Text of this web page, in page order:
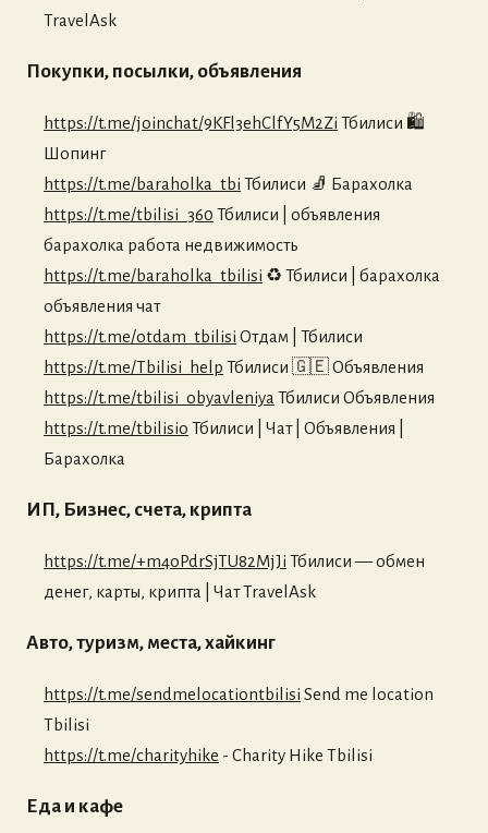
TravelAsk
Покупки, посылки, объявления
https://t.me/joinchat/9KFl3ehClfY5M2Zi Тбилиси 🛍
Шопинг
https://t.me/baraholka_tbi Тбилиси 🧦 Барахолка
https://t.me/tbilisi_360 Тбилиси | объявления
барахолка работа недвижимость
https://t.me/baraholka_tbilisi ♻️ Тбилиси | барахолка
объявления чат
https://t.me/otdam_tbilisi Отдам | Тбилиси
https://t.me/Tbilisi_help Тбилиси 🇬🇪 Объявления
https://t.me/tbilisi_obyavleniya Тбилиси Объявления
https://t.me/tbilisio Тбилиси | Чат | Объявления |
Барахолка
ИП, Бизнес, счета, крипта
https://t.me/+m4oPdrSjTU82MjJi Тбилиси — обмен
денег, карты, крипта | Чат TravelAsk
Авто, туризм, места, хайкинг
https://t.me/sendmelocationtbilisi Send me location
Tbilisi
https://t.me/charityhike - Charity Hike Tbilisi
Еда и кафе